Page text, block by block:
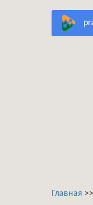
Главная >>